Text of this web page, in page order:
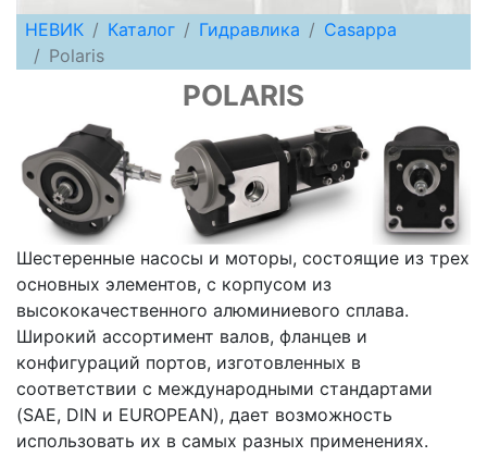
НЕВИК Каталог Гидравлика
Casappa
Polaris
POLARIS
Шестеренные насосы и моторы, состоящие из трех
основных элементов, с корпусом из
высококачественного алюминиевого сплава.
Широкий ассортимент валов, фланцев и
конфигураций портов, изготовленных в
соответствии с международными стандартами
(SAE, DIN и EUROPEAN), дает возможность
использовать их в самых разных применениях.